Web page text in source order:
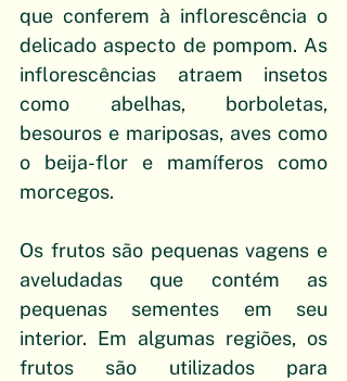
que conferem à inflorescência o
delicado aspecto de pompom. As
inflorescências atraem insetos
como abelhas, borboletas,
besouros e mariposas, aves como
o beija-flor e mamíferos como
morcegos.
Os frutos são pequenas vagens e
aveludadas que contém as
pequenas sementes em seu
interior. Em algumas regiões, os
frutos são utilizados para